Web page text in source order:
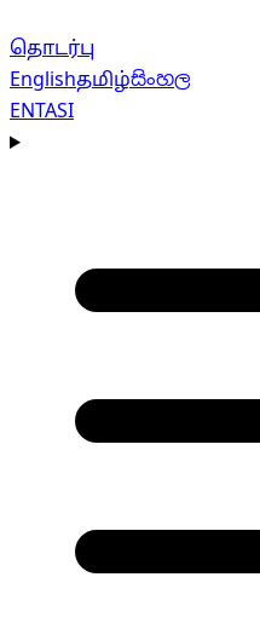
தொடர்பு
Englishதமிழ்සිංහල
ENTASI